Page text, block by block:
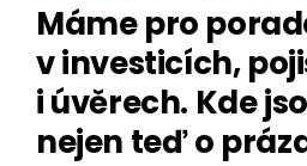
Máme pro
v investicích,
i úvěrech. Kde
nejen teď o